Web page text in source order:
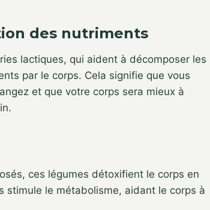
des nutriments
lactiques, qui aident à décomposer les
par le corps. Cela signifie que vous
et que votre corps sera mieux à
ces légumes détoxifient le corps en
stimule le métabolisme, aidant le corps à